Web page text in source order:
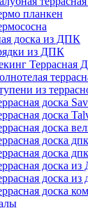
планкен
доска из ДПК
из ДПК
Террасная
из
доска
доска
доска
доска
доска
доска
доска из
доска